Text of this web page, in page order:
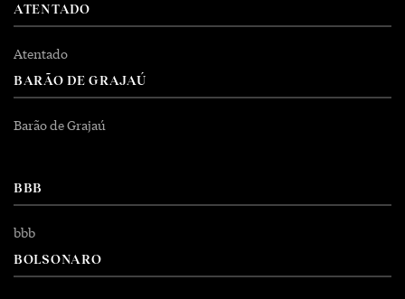
ATENTADO
Atentado
BARÃO DE GRAJAÚ
Barão de Grajaú
BBB
bbb
BOLSONARO